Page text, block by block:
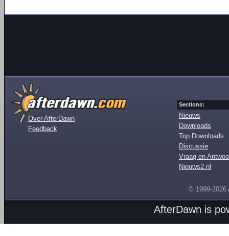
Over AfterDawn
Feedback
Sections:
Nieuws
Downloads
Top Downloads
Discussie
Vraag en
Nieuws2.nl
© 1999-2026
AfterDawn is